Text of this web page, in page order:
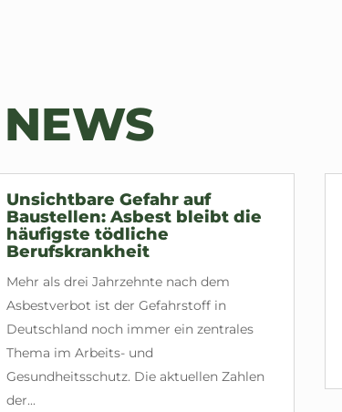
Unsichtbare Gefahr auf
Baustellen: Asbest bleibt die
häufigste tödliche
Berufskrankheit
Mehr als drei Jahrzehnte nach dem
Asbestverbot ist der Gefahrstoff in
Deutschland noch immer ein zentrales
Thema im Arbeits- und
Gesundheitsschutz. Die aktuellen Zahlen
der...